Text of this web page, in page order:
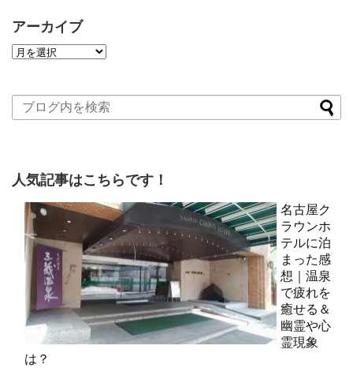
アーカイブ
人気記事はこちらです！
名古屋ク
ラウンホ
テルに泊
まった感
想｜温泉
で疲れを
癒せる＆
幽霊や心
霊現象
は？